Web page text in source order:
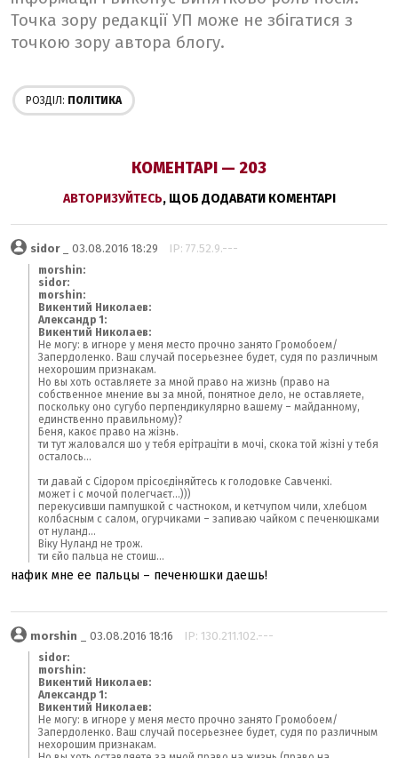
Точка зору редакції УП може не збігатися з
точкою зору автора блогу.
РОЗДІЛ: ПОЛІТИКА
КОМЕНТАРІ — 203
АВТОРИЗУЙТЕСЬ, ЩОБ ДОДАВАТИ КОМЕНТАРІ
sidor_ 03.08.2016 18:29 IP: 77.52.9.---
morshin:
sidor:
morshin:
Викентий Николаев:
Александр 1:
Викентий Николаев:
Не могу: в игноре у меня место прочно занято Громобоем/
Запердоленко. Ваш случай посерьезнее будет, судя по различным
нехорошим признакам.
Но вы хоть оставляете за мной право на жизнь (право на
собственное мнение вы за мной, понятное дело, не оставляете,
поскольку оно сугубо перпендикулярно вашему – майданному,
единственно правильному)?
Беня, какоє право на жізнь.
ти тут жаловался шо у тебя ерітраціти в мочі, скока той жізні у тебя
осталось...
ти давай с Сідором прісоєдіняйтесь к голодовке Савченкі.
может і с мочой полегчаєт...)))
перекусивши пампушкой с частноком, и кетчупом чили, хлебцом
колбасным с салом, огурчиками – запиваю чайком с печенюшками
от нуланд...
Віку Нуланд не трож.
ти єйо пальца не стоиш...
нафик мне ее пальцы – печенюшки даешь!
morshin _ 03.08.2016 18:16 IP: 130.211.102.---
sidor:
morshin:
Викентий Николаев:
Александр 1:
Викентий Николаев:
Не могу: в игноре у меня место прочно занято Громобоем/
Запердоленко. Ваш случай посерьезнее будет, судя по различным
нехорошим признакам.